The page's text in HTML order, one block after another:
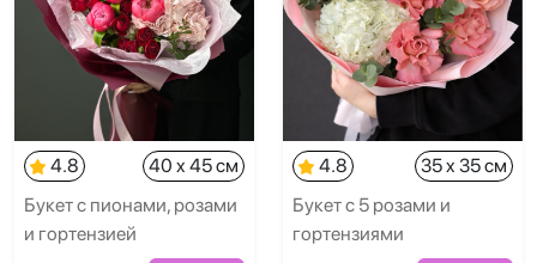
4.8
40 x 45 см
Букет с пионами, розами
и гортензией
4.8
35 x 35 см
Букет с 5 розами и
гортензиями